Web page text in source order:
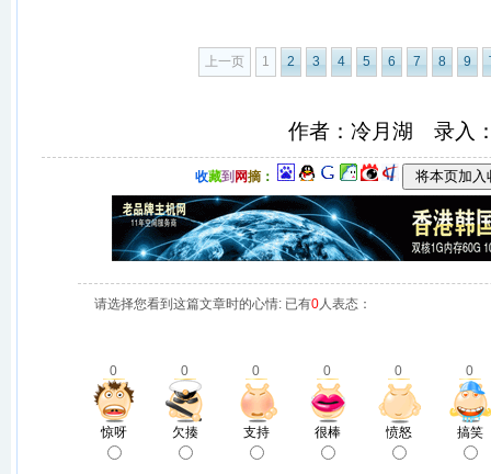
上一页 1 2 3 4 5 6 7 8 9
作者：冷月湖 录入
收藏到 网摘：
请选择您看到这篇文章时的心情: 已有0人表态：
0 0 0 0 0 0
惊呀 欠揍 支持 很棒 愤怒 搞笑